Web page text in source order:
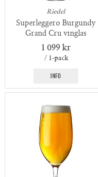
Riedel
Superleggero Burgundy
Grand Cru vinglas
1 099 kr
/ 1-pack
INFO